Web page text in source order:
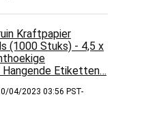
Kraftpapier
(1000 Stuks) - 4,5 x
Hangende Etiketten…
04/2023 03:56 PST-